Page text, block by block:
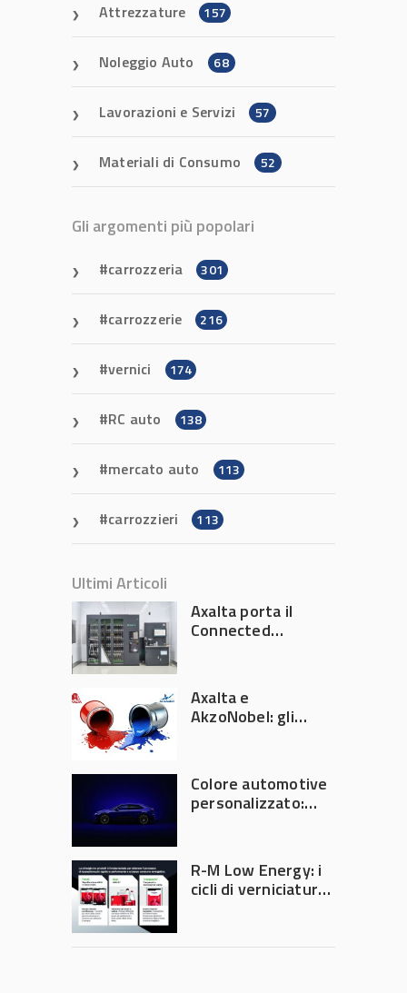
Attrezzature 157
Noleggio Auto 68
Lavorazioni e Servizi 57
Materiali di Consumo 52
Gli argomenti più popolari
carrozzeria 301
carrozzerie 216
vernici 174
RC auto 138
mercato auto 113
carrozzieri 113
Ultimi Articoli
Axalta porta il
Connected
Automechanika
Frankfurt 2026
Axalta e
AkzoNobel: gli
Colore automotive
personalizzato:
diventa ingegneria
di precisione
R-M Low Energy: i
cicli di verniciatura
tempi e costi in